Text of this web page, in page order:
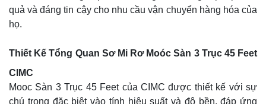
quả và đáng tin cậy cho nhu cầu vận chuyển hàng hóa của
họ.
Thiết Kế Tổng Quan Sơ Mi Rơ Moóc Sàn 3 Trục 45 Feet
CIMC
Mooc Sàn 3 Trục 45 Feet của CIMC được thiết kế với sự
chú trọng đặc biệt vào tính hiệu suất và độ bền, đáp ứng